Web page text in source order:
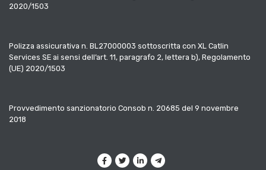
2020/1503
Polizza assicurativa n. BL27000003 sottoscritta con XL Catlin
Services SE ai sensi dell’art. 11, paragrafo 2, lettera b), Regolamento
(UE) 2020/1503
Provvedimento sanzionatorio Consob n. 20685 del 9 novembre
2018